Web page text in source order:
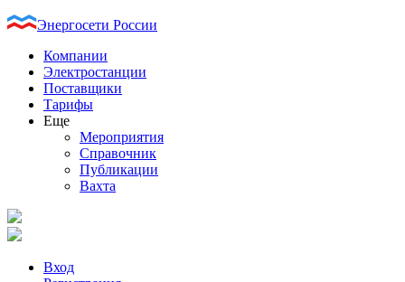
Энергосети России
Компании
Электростанции
Поставщики
Тарифы
Еще
Мероприятия
Справочник
Публикации
Вахта
Вход